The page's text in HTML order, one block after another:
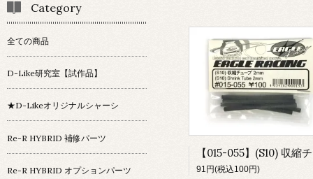
91円(税込100円)
Category
全ての商品
D-Like研究室【試作品】
★D-Likeオリジナルシャーシ
Re-R HYBRID 補修パーツ
Re-R HYBRID オプションパーツ